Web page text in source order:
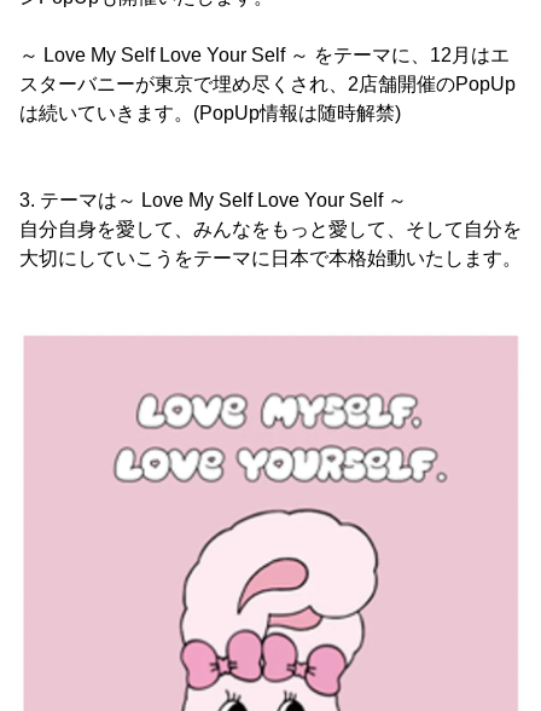
～ Love My Self Love Your Self ～ をテーマに、12月はエ
スターバニーが東京で埋め尽くされ、2店舗開催のPopUp
は続いていきます。(PopUp情報は随時解禁)
3. テーマは～ Love My Self Love Your Self ～
自分自身を愛して、みんなをもっと愛して、そして自分を
大切にしていこうをテーマに日本で本格始動いたします。